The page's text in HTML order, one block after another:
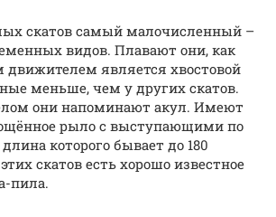
скатов самый малочисленный –
видов. Плавают они, как
является хвостовой
меньше, чем у других скатов.
они напоминают акул. Имеют
рыло с выступающими по
которого бывает до 180
скатов есть хорошо известное
пила.